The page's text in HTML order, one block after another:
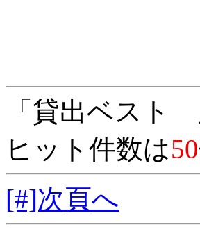
「貸出ベスト
ヒット件数は50
[#]次頁へ